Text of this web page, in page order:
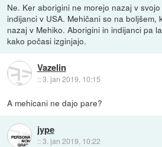
Ne. Ker aborigini ne morejo nazaj v
indijanci v USA. Mehičani so na boljšem,
nazaj v Mehiko. Aborigini in indijanci pa
kako počasi izginjajo.
Vazelin
::3. jan 2019, 10:15
A mehicani ne dajo pare?
jype
::3. jan 2019, 10:22